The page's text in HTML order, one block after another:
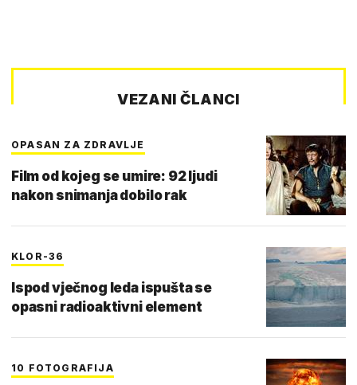
VEZANI ČLANCI
OPASAN ZA ZDRAVLJE
Film od kojeg se umire: 92 ljudi
nakon snimanja dobilo rak
KLOR-36
Ispod vječnog leda ispušta se
opasni radioaktivni element
10 FOTOGRAFIJA